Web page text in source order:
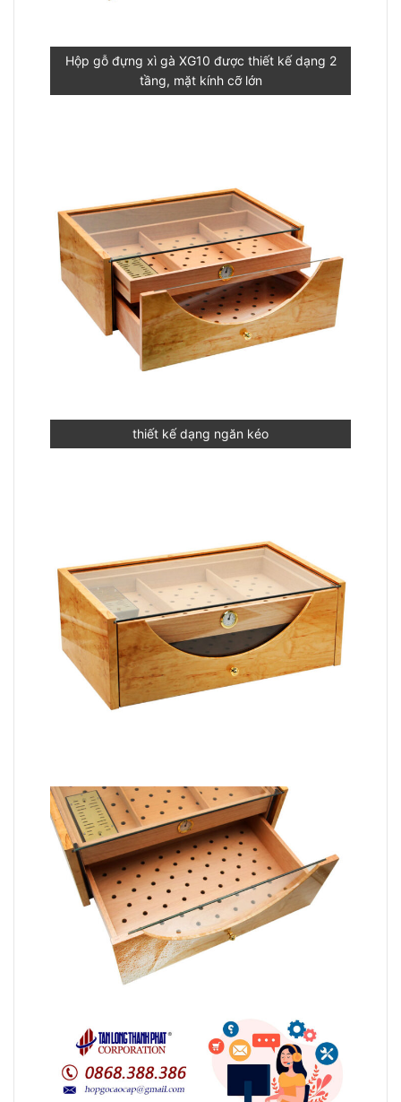
Hộp gỗ đựng xì gà XG10 được thiết kế dạng 2
tầng, mặt kính cỡ lớn
thiết kế dạng ngăn kéo